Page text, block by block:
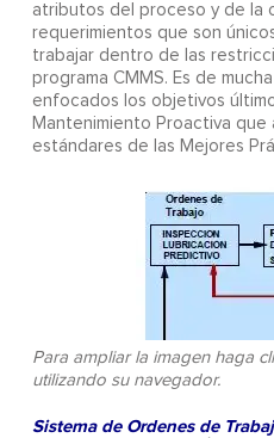
atributos del proceso y de la
requerimientos que son
trabajar dentro de las
programa CMMS. Es de
enfocados los objetivos
Mantenimiento Proactiva que
estándares de las Mejores
Para ampliar la imagen haga
utilizando su navegador.
Sistema de Ordenes de